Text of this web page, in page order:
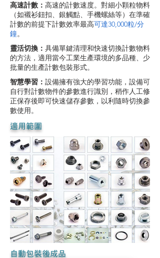
高速計數： 高速的計數速度。對細小顆粒物料
（如襯衫鈕扣、銀觸點、手機螺絲等）在準確
計數的前提下計數效率最高可達30,000粒/分
鐘。
靈活切換： 具備單鍵清理和快速切換計數物料
的方法，適用當今工業生產環境的多品種、少
批量的生產計數包裝形式。
智慧學習： 設備擁有強大的學習功能，設備可
自行對計數物件的參數進行識別，稍作人工修
正保存後即可快速儲存參數，以利隨時切換參
數使用。
​適用範圍
自動包裝後成品